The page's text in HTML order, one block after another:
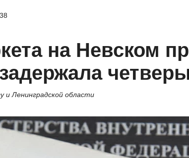
на Невском
и Ленинградской области